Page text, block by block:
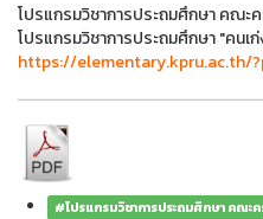
โปรแกรมวิชาการประถมศึกษา คณะ
โปรแกรมวิชาการประถมศึกษา "คน
https://elementary.kpru.ac.th/
#โปรแกรมวิชาการประถมศึกษา คณะ